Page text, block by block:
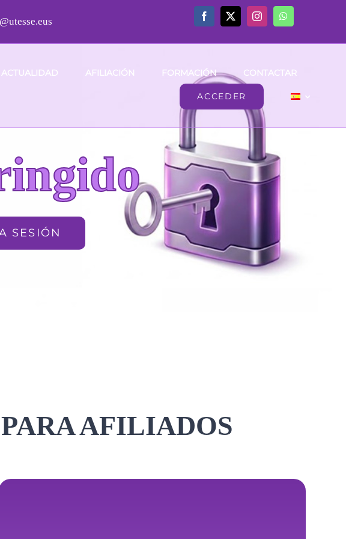
ACTUALIDAD AFILIACIÓN FORMACIÓN CONTACTAR
ACCEDER
SESIÓN
AFILIADOS